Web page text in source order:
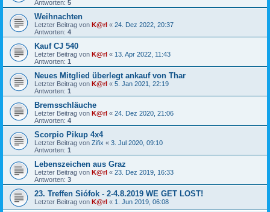
Antworten: 5
Weihnachten
Letzter Beitrag von K@rl « 24. Dez 2022, 20:37
Antworten: 4
Kauf CJ 540
Letzter Beitrag von K@rl « 13. Apr 2022, 11:43
Antworten: 1
Neues Mitglied überlegt ankauf von Thar
Letzter Beitrag von K@rl « 5. Jan 2021, 22:19
Antworten: 1
Bremsschläuche
Letzter Beitrag von K@rl « 24. Dez 2020, 21:06
Antworten: 4
Scorpio Pikup 4x4
Letzter Beitrag von Zifix « 3. Jul 2020, 09:10
Antworten: 1
Lebenszeichen aus Graz
Letzter Beitrag von K@rl « 23. Dez 2019, 16:33
Antworten: 3
23. Treffen Siófok - 2-4.8.2019 WE GET LOST!
Letzter Beitrag von K@rl « 1. Jun 2019, 06:08